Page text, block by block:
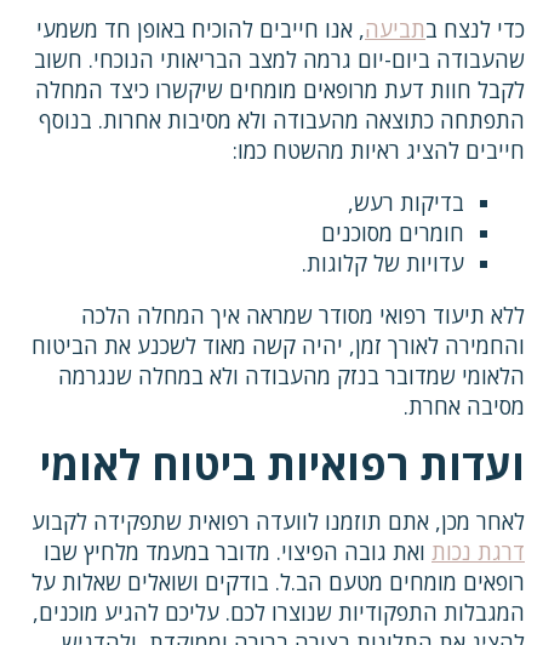
כדי לנצח בתביעה, אנו חייבים להוכיח באופן חד משמעי
שהעבודה ביום-יום גרמה למצב הבריאותי הנוכחי. חשוב
לקבל חוות דעת מרופאים מומחים שיקשרו כיצד המחלה
התפתחה כתוצאה מהעבודה ולא מסיבות אחרות. בנוסף
חייבים להציג ראיות מהשטח כמו:
בדיקות רעש,
חומרים מסוכנים
עדויות של קלוגות.
ללא תיעוד רפואי מסודר שמראה איך המחלה הלכה
והחמירה לאורך זמן, יהיה קשה מאוד לשכנע את הביטוח
הלאומי שמדובר בנזק מהעבודה ולא במחלה שנגרמה
מסיבה אחרת.
ועדות רפואיות ביטוח לאומי
לאחר מכן, אתם תוזמנו לוועדה רפואית שתפקידה לקבוע
דרגת נכות ואת גובה הפיצוי. מדובר במעמד מלחיץ שבו
רופאים מומחים מטעם הב.ל. בודקים ושואלים שאלות על
המגבלות התפקודיות שנוצרו לכם. עליכם להגיע מוכנים,